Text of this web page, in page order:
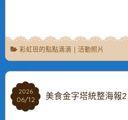
彩虹班的點點滴滴 | 活動照片
2026
06/12
2026
06/12 美食金字塔統整海報2